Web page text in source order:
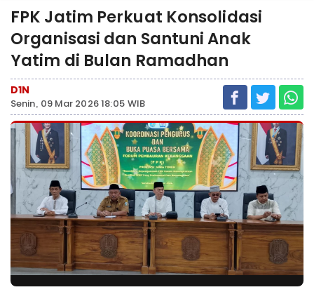
FPK Jatim Perkuat Konsolidasi
Organisasi dan Santuni Anak
Yatim di Bulan Ramadhan
D1N
Senin, 09 Mar 2026 18:05 WIB